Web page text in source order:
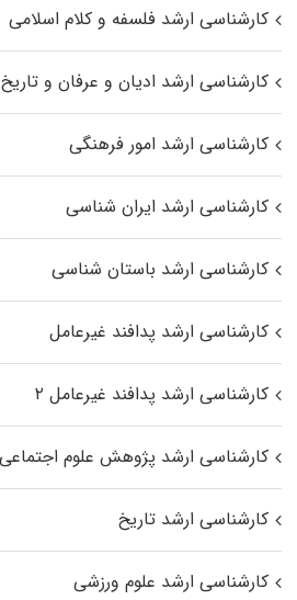
کارشناسی ارشد فلسفه و کلام اسلامی
کارشناسی ارشد ادیان و عرفان و
کارشناسی ارشد امور فرهنگی
کارشناسی ارشد ایران شناسی
کارشناسی ارشد باستان شناسی
کارشناسی ارشد پدافند غیرعامل
کارشناسی ارشد پدافند غیرعامل ۲
کارشناسی ارشد پژوهش علوم اجتماعی
کارشناسی ارشد تاریخ
کارشناسی ارشد علوم ورزشی